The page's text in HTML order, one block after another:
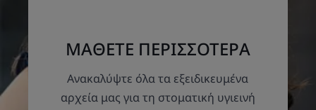
ΜΑΘΕΤΕ ΠΕΡΙΣΣΟΤΕΡΑ
Ανακαλύψτε όλα τα εξειδικευμένα
αρχεία μας για τη στοματική υγιεινή